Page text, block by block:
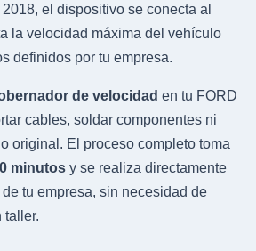
el dispositivo se conecta al
la velocidad máxima del vehículo
definidos por tu empresa.
de velocidad en tu FORD
cables, soldar componentes ni
original. El proceso completo toma
minutosy se realiza directamente
tu empresa, sin necesidad de
taller.